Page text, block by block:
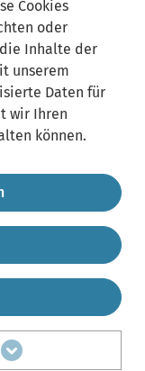
Cookies
oder
Inhalte der
unserem
Daten für
wir Ihren
können.